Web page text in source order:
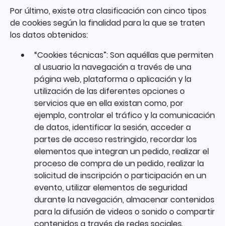
Por último, existe otra clasificación con cinco tipos
de cookies según la finalidad para la que se traten
los datos obtenidos:
“Cookies técnicas”: Son aquéllas que permiten
al usuario la navegación a través de una
página web, plataforma o aplicación y la
utilización de las diferentes opciones o
servicios que en ella existan como, por
ejemplo, controlar el tráfico y la comunicación
de datos, identificar la sesión, acceder a
partes de acceso restringido, recordar los
elementos que integran un pedido, realizar el
proceso de compra de un pedido, realizar la
solicitud de inscripción o participación en un
evento, utilizar elementos de seguridad
durante la navegación, almacenar contenidos
para la difusión de videos o sonido o compartir